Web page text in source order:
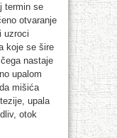
termin se
otvaranje
uzroci
koje se šire
nastaje
upalom
mišića
upala
otok